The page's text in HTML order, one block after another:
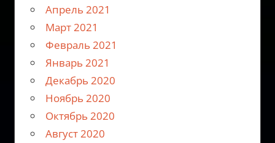
Апрель 2021
Март 2021
Февраль 2021
Январь 2021
Декабрь 2020
Ноябрь 2020
Октябрь 2020
Август 2020